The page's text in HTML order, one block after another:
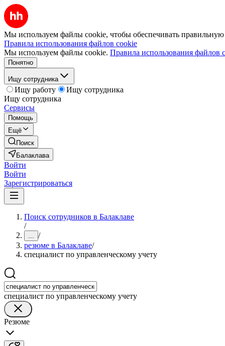
Мы используем файлы cookie, чтобы обеспечивать правильную
Правила использования файлов cookie
Мы используем файлы cookie. Правила использования файлов
Понятно
Ищу сотрудника
Ищу работу
Ищу сотрудника
Ищу сотрудника
Сервисы
Помощь
Ещё
Поиск
Балаклава
Войти
Войти
Зарегистрироваться
Поиск сотрудников в Балаклаве
/
... /
резюме в Балаклаве/
специалист по управленческому учету
специалист по управленческому учету
Резюме